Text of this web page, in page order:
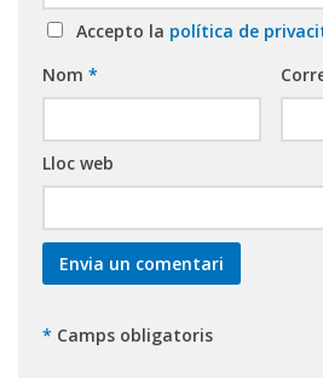
Accepto la política de
Nom *
Lloc web
* Camps obligatoris